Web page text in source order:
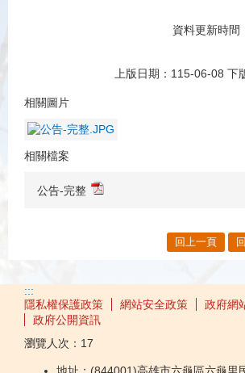
資料更新時間
上版日期：115-06-08 下
相關圖片
相關檔案
公告-完整
回上一頁
:::
隱私權保護政策
網站安全政策
政府網
政府公開資訊
瀏覽人次： 17